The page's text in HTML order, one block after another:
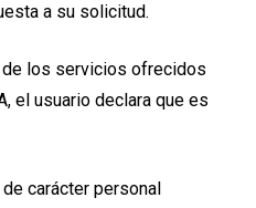
a su solicitud.
de los servicios ofrecidos
el usuario declara que es
carácter personal